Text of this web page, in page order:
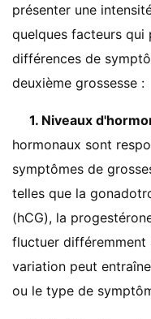
présenter une
quelques facteurs qui
différences de
deuxième grossesse :
1. Niveaux
hormonaux sont
symptômes de
telles que la
(hCG), la
fluctuer différemment
variation peut
ou le type de